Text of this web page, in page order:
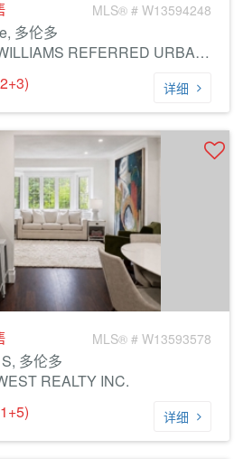
MLS® # W13594248
多伦多
经纪公司: KELLER WILLIAMS REFERRED URBAN REALTY
详细
MLS® # W13593578
多伦多
REALTY INC.
详细